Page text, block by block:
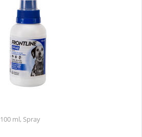
100 ml, Spray